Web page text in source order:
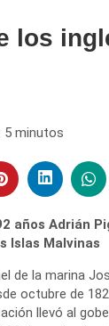
los
5 minutos
años Adrián
Islas Malvinas
de la marina
octubre de
llevó al